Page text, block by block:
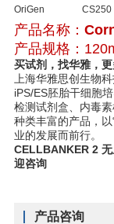
OriGen CS250
产品名称：
产品规格：
买试剂，找华雅，
上海华雅思创生物
iPS/ES胚胎干细胞
检测试剂盒、内毒
种类丰富的产品，
业的发展而前行。
CELLBANKER 2
迎咨询
产品咨询